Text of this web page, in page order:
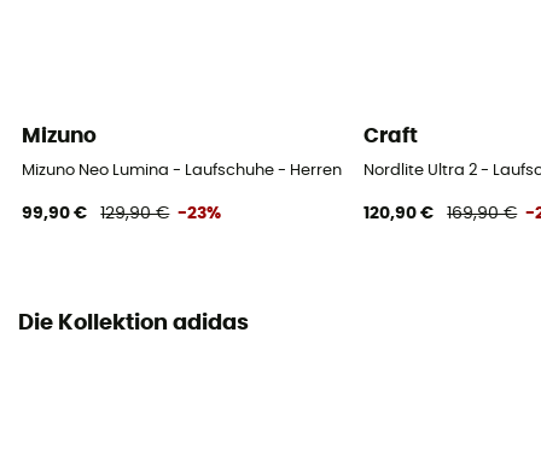
- 85 kg
Verschlusssystem
Mesh
Mizuno
Mizuno Neo Lumina - Laufschuhe - Herren
99,90 € 129,90 € -23%
Craft
Nordlite Ultra 2 -
120,90 € 169,90 € -
Die Kollektion adidas